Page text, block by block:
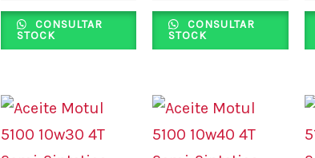
CONSULTAR
STOCK
CONSULTAR
STOCK